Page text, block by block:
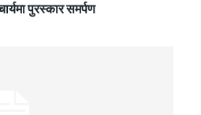
पुरस्कार समर्पण